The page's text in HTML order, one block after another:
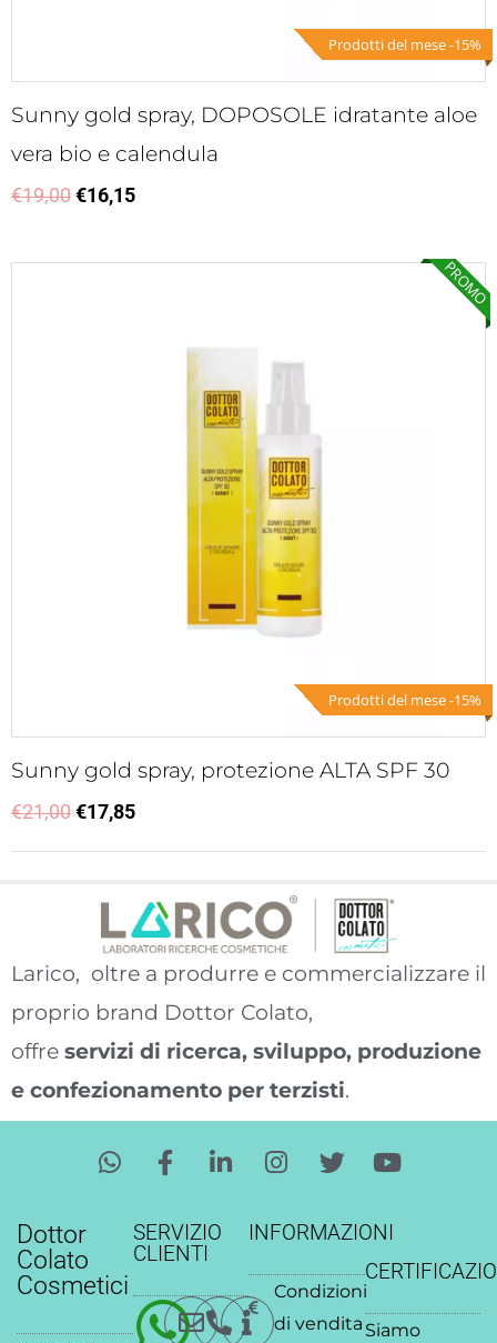
Prodotti del mese -15%
Sunny gold spray, DOPOSOLE idratante aloe
vera bio e calendula
€19,00 €16,15
PROMO
Prodotti del mese -15%
Sunny gold spray, protezione ALTA SPF 30
€21,00 €17,85
€17,85.
Larico, oltre a produrre e commercializzare il
proprio brand Dottor Colato,
offre servizi di ricerca, sviluppo, produzione
e confezionamento per terzisti.
W
h
a
p
p
F
a
e
b
o
k
i
k
i
n
I
n
t
a
g
r
a
T
w
t
t
e
r
Y
o
t
u
b
Dottor
Colato
Cosmetici
SERVIZIO
CLIENTI
INFORMAZIONI
Condizioni
di vendita Siamo